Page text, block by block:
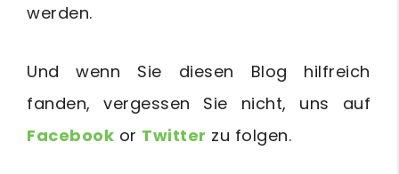
werden.
Und wenn Sie diesen Blog hilfreich
fanden, vergessen Sie nicht, uns auf
Facebook or Twitter zu folgen.